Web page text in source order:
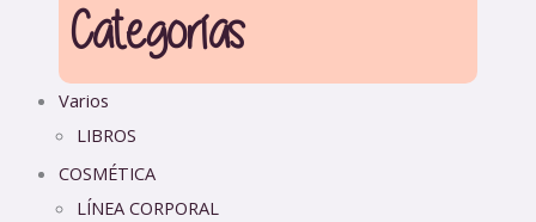
Categorías
Varios
LIBROS
COSMÉTICA
LÍNEA CORPORAL